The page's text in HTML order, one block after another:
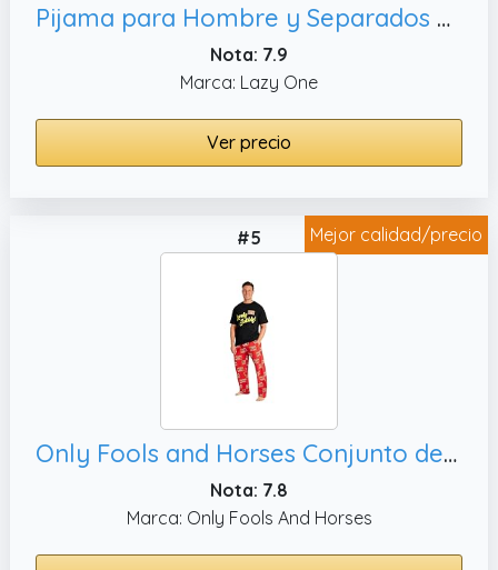
Pijama para Hombre y Separados por Lazyone, Conjunto de Pijama y Separados para Hombres - Multi Color - Large
Nota: 7.9
Marca: Lazy One
Ver precio
Mejor calidad/precio
#5
Only Fools and Horses Conjunto de pijama para hombre, XL
Nota: 7.8
Marca: Only Fools And Horses